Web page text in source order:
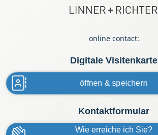
online contact:
Digitale Visitenkarte
öffnen & speichern
Kontaktformular
Wie erreiche ich Sie?